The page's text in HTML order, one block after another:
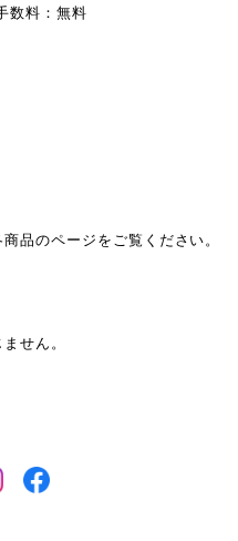
数料：無料
品のページをご覧ください。
せん。